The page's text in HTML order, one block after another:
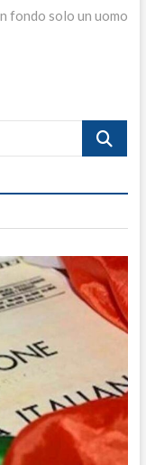
fondo solo un uomo
Cerca